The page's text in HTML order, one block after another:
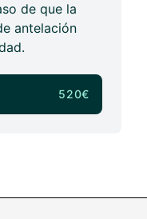
de que la
antelación
520€